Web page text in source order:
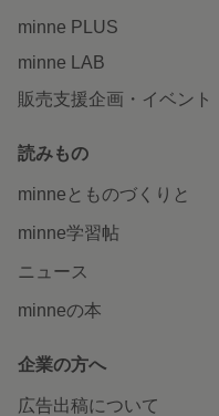
minne PLUS
minne LAB
販売支援企画・イベント
読みもの
minneとものづくりと
minne学習帖
ニュース
minneの本
企業の方へ
広告出稿について